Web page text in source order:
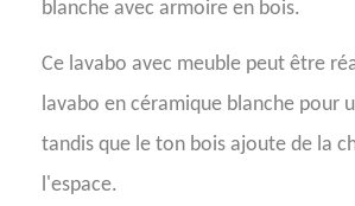
blanche avec armoire en bois.
Ce lavabo avec meuble peut être
lavabo en céramique blanche pour
tandis que le ton bois ajoute de la
l'espace.